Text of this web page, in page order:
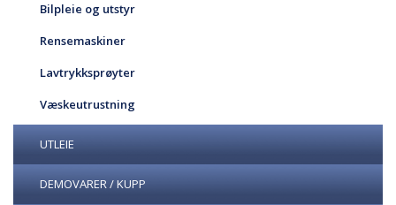
Bilpleie og utstyr
Rensemaskiner
Lavtrykksprøyter
Væskeutrustning
UTLEIE
DEMOVARER / KUPP